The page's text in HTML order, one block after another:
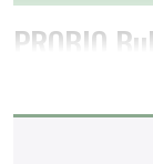
PROBIO